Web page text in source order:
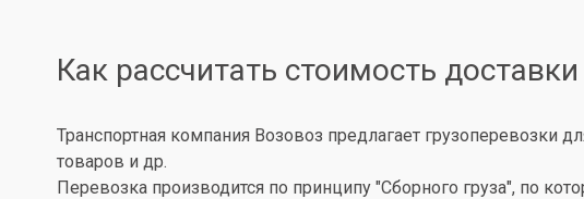
Как рассчитать стоимость
Транспортная компания Возовоз предлагает грузоперевозки
товаров и др.
Перевозка производится по принципу "Сборного груза", по